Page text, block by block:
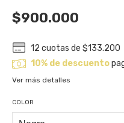
$900.000
12 cuotas de$133.200
10% de descuento
Ver más detalles
COLOR